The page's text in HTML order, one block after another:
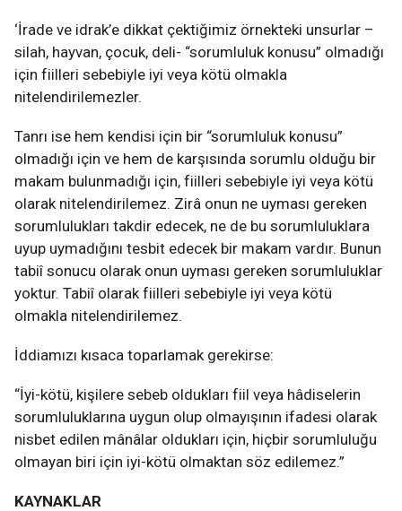
‘İrade ve idrak’e dikkat çektiğimiz örnekteki unsurlar –
silah, hayvan, çocuk, deli- “sorumluluk konusu” olmadığı
için fiilleri sebebiyle iyi veya kötü olmakla
nitelendirilemezler.
Tanrı ise hem kendisi için bir “sorumluluk konusu”
olmadığı için ve hem de karşısında sorumlu olduğu bir
makam bulunmadığı için, fiilleri sebebiyle iyi veya kötü
olarak nitelendirilemez. Zirâ onun ne uyması gereken
sorumlulukları takdir edecek, ne de bu sorumluluklara
uyup uymadığını tesbit edecek bir makam vardır. Bunun
tabiî sonucu olarak onun uyması gereken sorumluluklar
yoktur. Tabiî olarak fiilleri sebebiyle iyi veya kötü
olmakla nitelendirilemez.
İddiamızı kısaca toparlamak gerekirse:
“İyi-kötü, kişilere sebeb oldukları fiil veya hâdiselerin
sorumluluklarına uygun olup olmayışının ifadesi olarak
nisbet edilen mânâlar oldukları için, hiçbir sorumluluğu
olmayan biri için iyi-kötü olmaktan söz edilemez.”
KAYNAKLAR